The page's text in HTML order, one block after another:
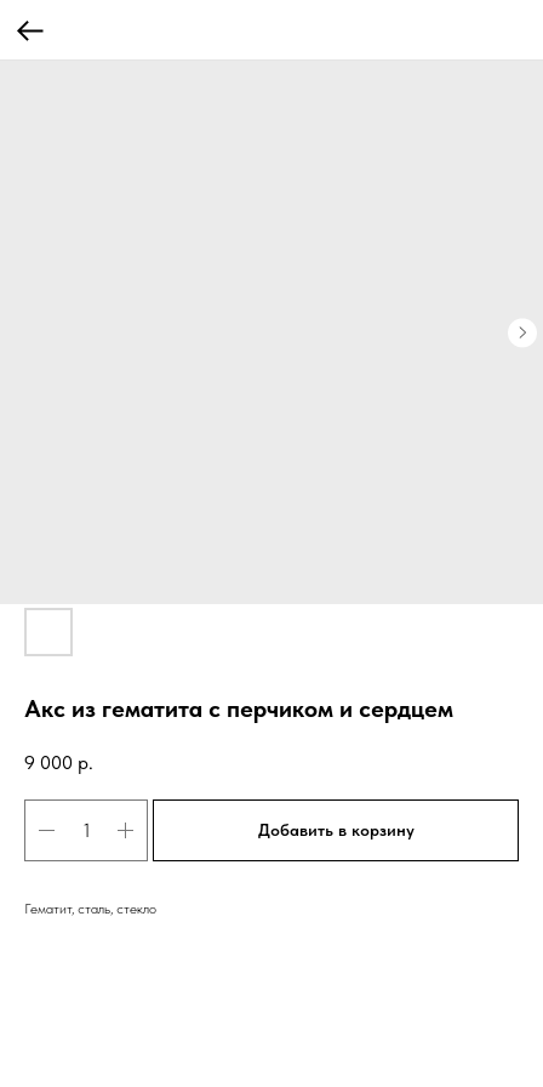
Акс из гематита с перчиком и сердцем
9 000 р.
Добавить в корзину
Гематит, сталь, стекло